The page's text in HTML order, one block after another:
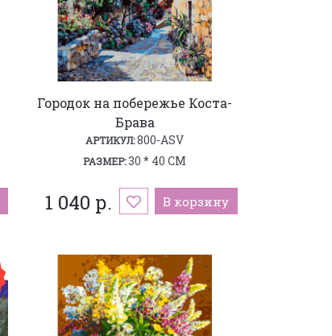
Городок на побережье Коста-
Брава
АРТИКУЛ:800-ASV
РАЗМЕР:30 * 40 СМ
1 040 р. В корзину